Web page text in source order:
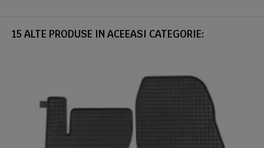
15 ALTE PRODUSE IN ACEEASI CATEGORIE: